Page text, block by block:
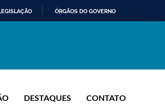
ÓRGÃOS DO GOVERNO
DESTAQUES CONTATO